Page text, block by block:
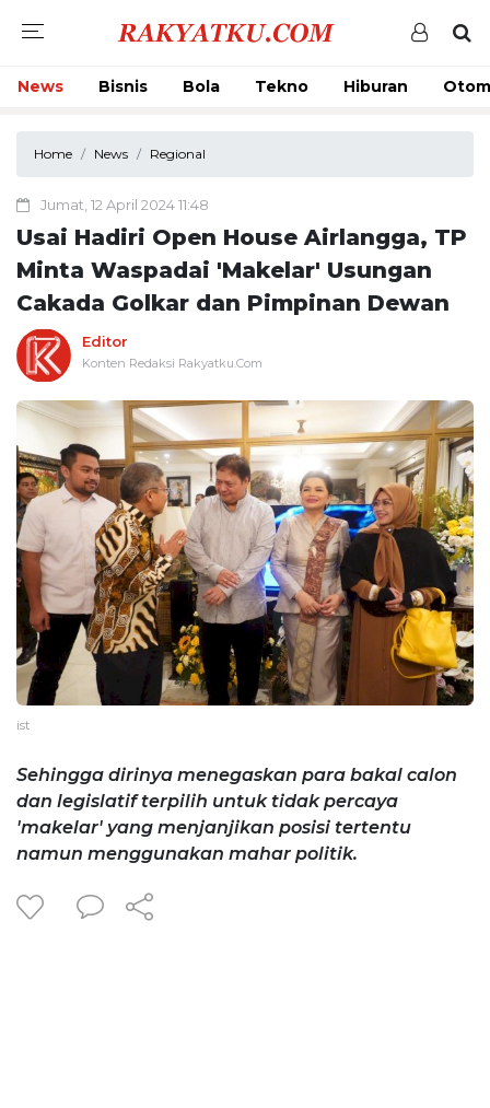
News Bisnis Bola Tekno Hiburan
Home News Regional
Jumat, 12 April 2024 11:48
Usai Hadiri Open House Airlangga, TP
Minta Waspadai 'Makelar' Usungan
Cakada Golkar dan Pimpinan Dewan
Editor
Konten Redaksi Rakyatku.Com
ist
Sehingga dirinya menegaskan para bakal calon
dan legislatif terpilih untuk tidak percaya
'makelar' yang menjanjikan posisi tertentu
namun menggunakan mahar politik.